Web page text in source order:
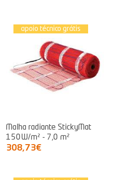
apoio técnico grátis
Malha radiante StickyMat
150W/m² - 7,0 m²
308,73€